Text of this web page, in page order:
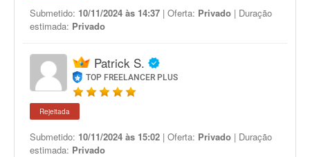
Submetido: 10/11/2024 às 14:37 | Oferta: Privado | Duração
estimada: Privado
Patrick S.
TOP FREELANCER PLUS
Rejeitada
Submetido: 10/11/2024 às 15:02 | Oferta: Privado | Duração
estimada: Privado